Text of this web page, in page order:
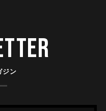
ジン